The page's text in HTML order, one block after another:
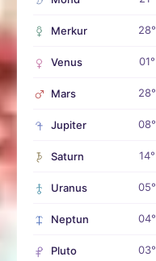
Merkur 28°
Venus 01°
Mars 28°
Jupiter 08°
Saturn 14°
Uranus 05°
Neptun 04°
Pluto 03°